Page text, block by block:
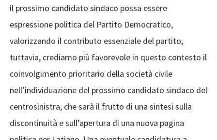
il prossimo candidato sindaco possa essere
espressione politica del Partito Democratico,
valorizzando il contributo essenziale del partito;
tuttavia, crediamo più favorevole in questo contesto il
coinvolgimento prioritario della società civile
nell’individuazione del prossimo candidato sindaco del
centrosinistra, che sarà il frutto di una sintesi sulla
discontinuità e sull’apertura di una nuova pagina